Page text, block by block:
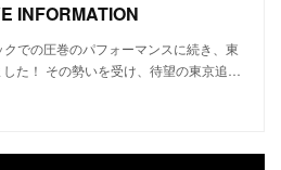
INFORMATION
での圧巻のパフォーマンスに続き、東
た！ その勢いを受け、待望の東京追…